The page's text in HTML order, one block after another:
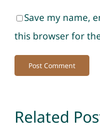
Save my name,
this browser for
Related